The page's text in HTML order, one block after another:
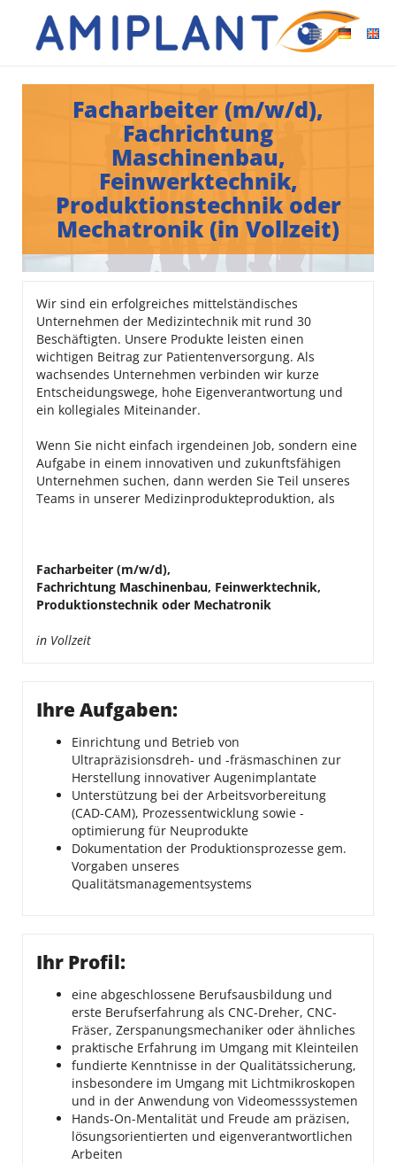
Facharbeiter (m/w/d),
Fachrichtung
Maschinenbau,
Feinwerktechnik,
Produktionstechnik oder
Mechatronik (in Vollzeit)
Wir sind ein erfolgreiches mittelständisches
Unternehmen der Medizintechnik mit rund 30
Beschäftigten. Unsere Produkte leisten einen
wichtigen Beitrag zur Patientenversorgung. Als
wachsendes Unternehmen verbinden wir kurze
Entscheidungswege, hohe Eigenverantwortung und
ein kollegiales Miteinander.
Wenn Sie nicht einfach irgendeinen Job, sondern eine
Aufgabe in einem innovativen und zukunftsfähigen
Unternehmen suchen, dann werden Sie Teil unseres
Teams in unserer Medizinprodukteproduktion, als
Facharbeiter (m/w/d),
Fachrichtung Maschinenbau, Feinwerktechnik,
Produktionstechnik oder Mechatronik
in Vollzeit
Ihre Aufgaben:
Einrichtung und Betrieb von
Ultrapräzisionsdreh- und -fräsmaschinen zur
Herstellung innovativer Augenimplantate
Unterstützung bei der Arbeitsvorbereitung
(CAD-CAM), Prozessentwicklung sowie -
optimierung für Neuprodukte
Dokumentation der Produktionsprozesse gem.
Vorgaben unseres
Qualitätsmanagementsystems
Ihr Profil:
eine abgeschlossene Berufsausbildung und
erste Berufserfahrung als CNC-Dreher, CNC-
Fräser, Zerspanungsmechaniker oder ähnliches
praktische Erfahrung im Umgang mit Kleinteilen
fundierte Kenntnisse in der Qualitätssicherung,
insbesondere im Umgang mit Lichtmikroskopen
und in der Anwendung von Videomesssystemen
Hands-On-Mentalität und Freude am präzisen,
lösungsorientierten und eigenverantwortlichen
Arbeiten